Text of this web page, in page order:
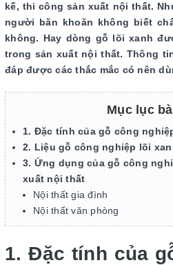
kế, thi công sản xuất nội thất.
người băn khoăn không biết
không. Hay dòng gỗ lõi xanh
trong sản xuất nội thất. Thông
đáp được các thắc mắc có nên
Mục lục
1. Đặc tính của gỗ công
2. Liệu gỗ công nghiệp lõi
3. Ứng dụng của gỗ công
xuất nội thất
Nội thất gia đình
Nội thất văn phòng
1. Đặc tính của